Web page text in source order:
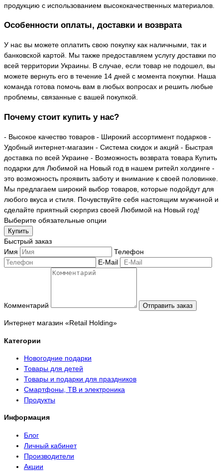
продукцию с использованием высококачественных материалов.
Особенности оплаты, доставки и возврата
У нас вы можете оплатить свою покупку как наличными, так и
банковской картой. Мы также предоставляем услугу доставки по
всей территории Украины. В случае, если товар не подошел, вы
можете вернуть его в течение 14 дней с момента покупки. Наша
команда готова помочь вам в любых вопросах и решить любые
проблемы, связанные с вашей покупкой.
Почему стоит купить у нас?
- Высокое качество товаров - Широкий ассортимент подарков -
Удобный интернет-магазин - Система скидок и акций - Быстрая
доставка по всей Украине - Возможность возврата товара Купить
подарки для Любимой на Новый год в нашем ритейл холдинге -
это возможность проявить заботу и внимание к своей половинке.
Мы предлагаем широкий выбор товаров, которые подойдут для
любого вкуса и стиля. Почувствуйте себя настоящим мужчиной и
сделайте приятный сюрприз своей Любимой на Новый год!
Выберите обязательные опции
Купить
Быстрый заказ
Имя
Телефон
E-Mail
Комментарий Отправить заказ
Интернет магазин «Retail Holding»
Категории
Новогодние подарки
Товары для детей
Товары и подарки для праздников
Смартфоны, ТВ и электроника
Продукты
Информация
Блог
Личный кабинет
Производители
Акции